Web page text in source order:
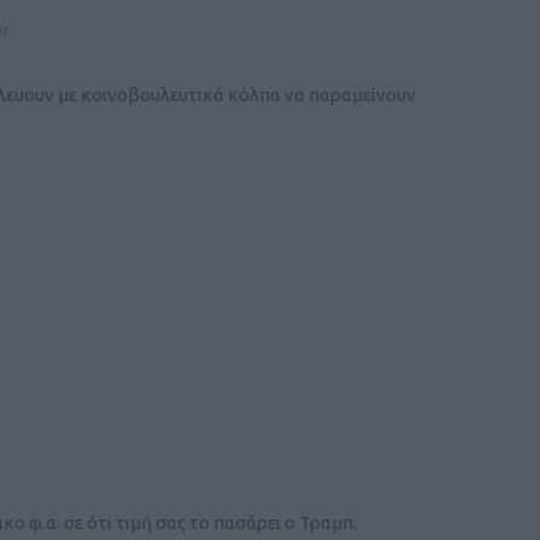
με κοινοβουλευτικά κόλπα να παραμείνουν
φ.α. σε ότι τιμή σας το πασάρει ο Τραμπ.